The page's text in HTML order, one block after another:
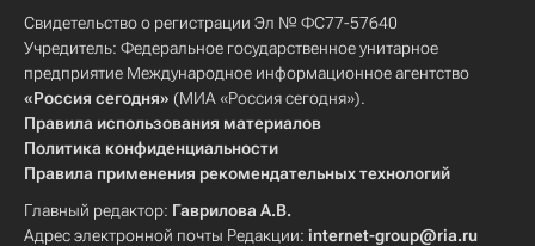
Свидетельство о регистрации Эл № ФС77-57640
Учредитель: Федеральное государственное унитарное
предприятие Международное информационное агентство
«Россия сегодня» (МИА «Россия сегодня»).
Правила использования материалов
Политика конфиденциальности
Правила применения рекомендательных технологий
Главный редактор: Гаврилова А.В.
Адрес электронной почты Редакции: internet-group@ria.ru